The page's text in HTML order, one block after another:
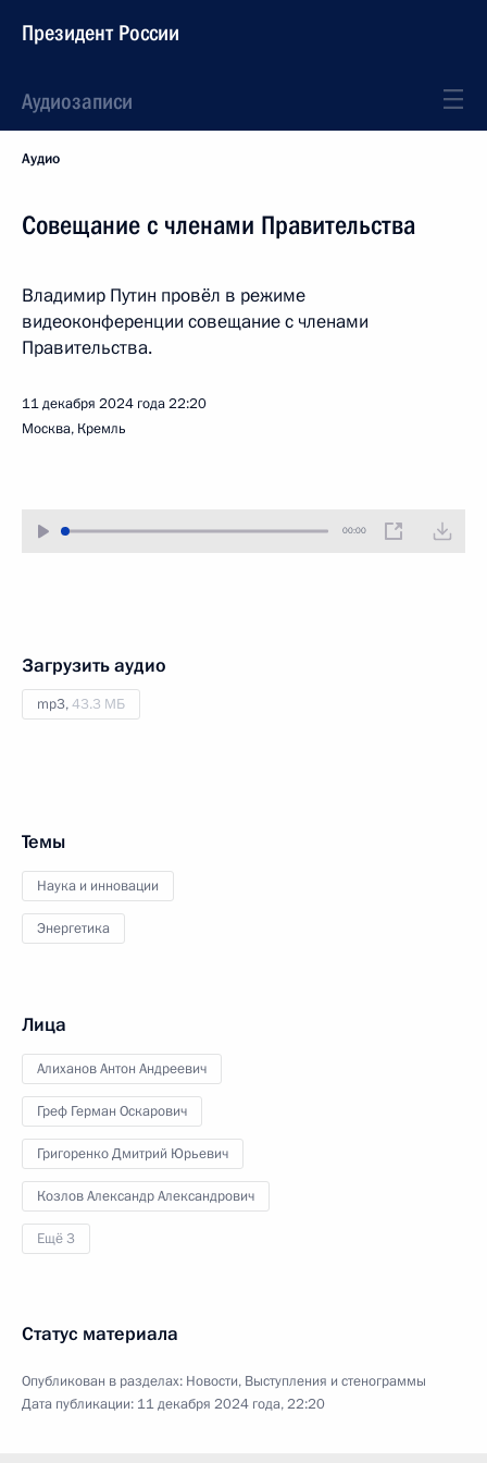
Президент России
Аудиозаписи
Аудио
Совещание с членами Правительства
Владимир Путин провёл в режиме
видеоконференции совещание с членами
Правительства.
11 декабря 2024 года22:20
Москва, Кремль
00:00
Загрузить аудио
mp3,43.3 МБ
Темы
Наука и инновации
Энергетика
Лица
Алиханов Антон Андреевич
Греф Герман Оскарович
Григоренко Дмитрий Юрьевич
Козлов Александр Александрович
Ещё 3
Статус материала
Опубликован в разделах: Новости, Выступления и стенограммы
Дата публикации: 11 декабря 2024 года, 22:20